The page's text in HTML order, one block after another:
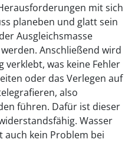
mit sich
planeben und glatt sein
Ausgleichsmasse
Anschließend wird
verklebt, was keine Fehler
oder das Verlegen auf
also
führen. Dafür ist dieser
Wasser
auch kein Problem bei